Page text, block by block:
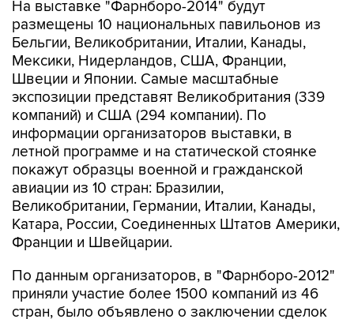
Бельгии, Великобритании, Италии, Канады,
Мексики, Нидерландов, США, Франции,
Швеции и Японии. Самые масштабные
экспозиции представят Великобритания (339
компаний) и США (294 компании). По
информации организаторов выставки, в
летной программе и на статической стоянке
покажут образцы военной и гражданской
авиации из 10 стран: Бразилии,
Великобритании, Германии, Италии, Канады,
Катара, России, Соединенных Штатов Америки,
Франции и Швейцарии.
По данным организаторов, в "Фарнборо-2012"
стран, было объявлено о заключении сделок
на закупку 758 самолетов на сумму $72